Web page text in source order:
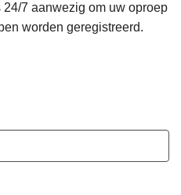
7 aanwezig om uw oproep
worden geregistreerd.